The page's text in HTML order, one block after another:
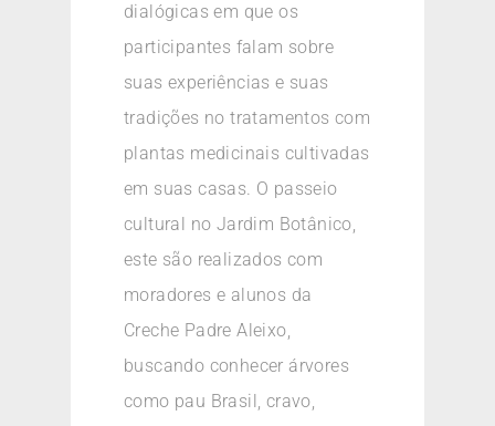
dialógicas em que os
participantes falam sobre
suas experiências e suas
tradições no tratamentos com
plantas medicinais cultivadas
em suas casas. O passeio
cultural no Jardim Botânico,
este são realizados com
moradores e alunos da
Creche Padre Aleixo,
buscando conhecer árvores
como pau Brasil, cravo,